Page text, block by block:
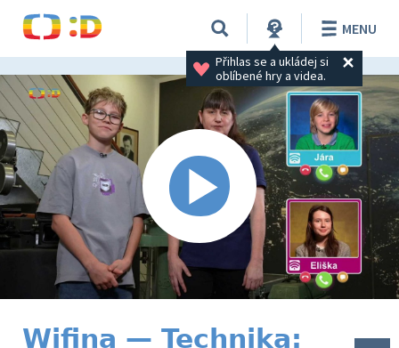
Přihlas se a ukládej si
oblíbené hry a videa.
MENU
Wifina — Technika: